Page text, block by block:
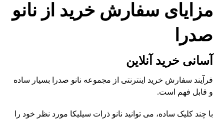
مزایای سفارش خرید از نانو
صدرا
آسانی خرید آنلاین
فرآیند سفارش خرید اینترنتی از مجموعه نانو صدرا بسیار ساده
و قابل فهم است.
با چند کلیک ساده، می توانید نانو ذرات سیلیکا مورد نظر خود را